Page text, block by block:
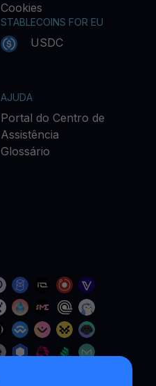
Cookies
STABLECOINS FOR EU
USDC
AJUDA
Portal do Centro de
Assistência
Glossário